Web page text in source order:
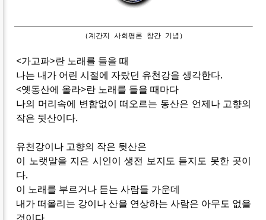
（계간지 사회평론 창간 기념）
<가고파>란 노래를 들을 때
나는 내가 어린 시절에 자랐던 유천강을 생각한다.
<옛동산에 올라>란 노래를 들을 때마다
나의 머리속에 변함없이 떠오르는 동산은 언제나 고향의
작은 뒷산이다.
유천강이나 고향의 작은 뒷산은
이 노랫말을 지은 시인이 생전 보지도 듣지도 못한 곳이
다.
이 노래를 부르거나 듣는 사람들 가운데
내가 떠올리는 강이나 산을 연상하는 사람은 아무도 없을